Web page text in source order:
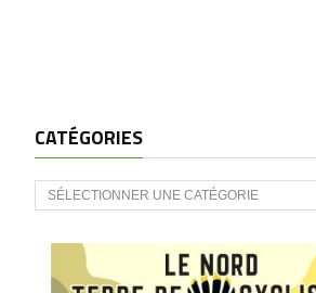
CATÉGORIES
CATÉGORIES